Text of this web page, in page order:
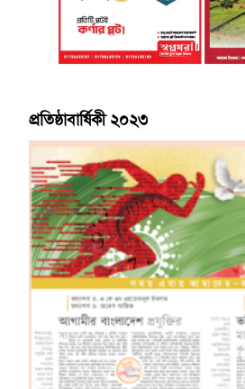
প্রতিষ্ঠাবার্ষিকী ২০২৩